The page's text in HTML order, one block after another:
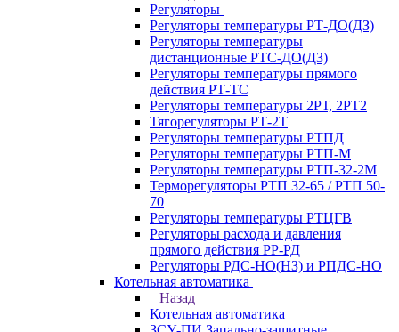
Регуляторы
Регуляторы температуры РТ-ДО(ДЗ)
Регуляторы температуры
дистанционные РТС-ДО(ДЗ)
Регуляторы температуры прямого
действия РТ-ТС
Регуляторы температуры 2РТ, 2РT2
Тягорегуляторы РТ-2Т
Регуляторы температуры РТПД
Регуляторы температуры РТП-M
Регуляторы температуры РТП-32-2М
Терморегуляторы РТП 32-65 / РТП 50-
70
Регуляторы температуры РТЦГВ
Регуляторы расхода и давления
прямого действия РР-РД
Регуляторы РДС-НО(НЗ) и РПДС-НО
Котельная автоматика
Назад
Котельная автоматика